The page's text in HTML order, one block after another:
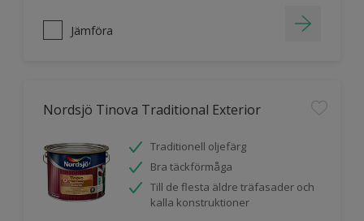
Jämföra
Nordsjö Tinova Traditional Exterior
Traditionell oljefärg
Bra täckförmåga
Till de flesta äldre träfasader och
kalla konstruktioner